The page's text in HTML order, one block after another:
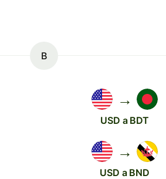
B
→
USD a BDT
→
USD a BND